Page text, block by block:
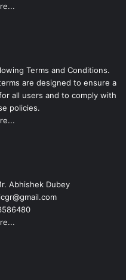
Terms and Conditions.
are designed to ensure a
all users and to comply with
policies.
Abhishek Dubey